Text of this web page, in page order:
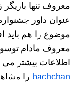
معروف تنها
عنوان داور
موضوع را هم باید
معروف مادام
اطلاعات بیشتر می
bachchan را